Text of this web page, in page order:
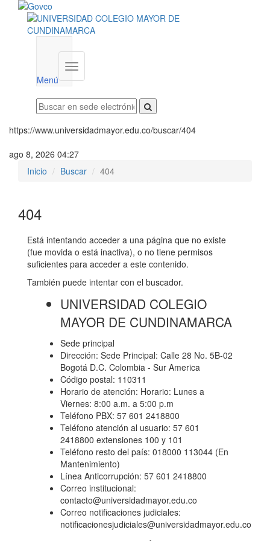
Menú
Menú
institucional
https://www.universidadmayor.edu.co/buscar/404
ago 8, 2026 04:27
Inicio
Buscar 404
404
Está intentando acceder a una página que no existe
(fue movida o está inactiva), o no tiene permisos
suficientes para acceder a este contenido.
También puede intentar con el buscador.
UNIVERSIDAD COLEGIO
MAYOR DE CUNDINAMARCA
Sede principal
Dirección: Sede Principal: Calle 28 No. 5B-02
Bogotá D.C. Colombia - Sur America
Código postal: 110311
Horario de atención: Horario: Lunes a
Viernes: 8:00 a.m. a 5:00 p.m
Teléfono PBX: 57 601 2418800
Teléfono atención al usuario: 57 601
2418800 extensiones 100 y 101
Teléfono resto del país: 018000 113044 (En
Mantenimiento)
Línea Anticorrupción: 57 601 2418800
Correo institucional:
contacto@universidadmayor.edu.co
Correo notificaciones judiciales:
notificacionesjudiciales@universidadmayor.edu.co